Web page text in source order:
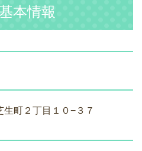
本情報
町２丁目１０−３７